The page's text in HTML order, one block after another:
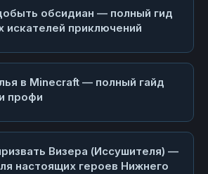
обсидиан — полный гид
искателей приключений
в Minecraft — полный гайд
профи
Визера (Иссушителя) —
настоящих героев Нижнего